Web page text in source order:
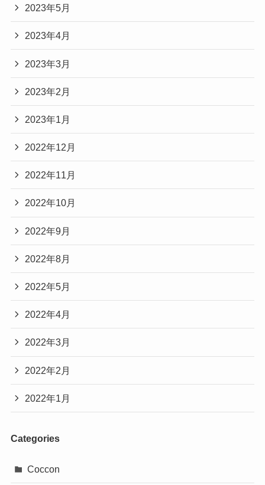
2023年5月
2023年4月
2023年3月
2023年2月
2023年1月
2022年12月
2022年11月
2022年10月
2022年9月
2022年8月
2022年5月
2022年4月
2022年3月
2022年2月
2022年1月
Categories
Coccon